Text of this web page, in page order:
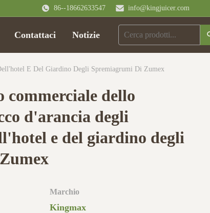
86--18662633547 info@kingjuicer.com
Contattaci Notizie
E Del Giardino Degli Spremiagrumi Di Zumex
commerciale dello
d'arancia degli
e del giardino degli
Marchio
Kingmax